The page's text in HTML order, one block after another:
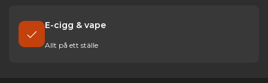
E-cigg & vape
Allt på ett ställe